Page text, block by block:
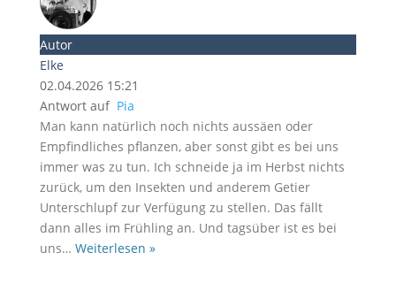
Autor
Elke
02.04.2026 15:21
Antwort auf Pia
Man kann natürlich noch nichts aussäen oder
Empfindliches pflanzen, aber sonst gibt es bei uns
immer was zu tun. Ich schneide ja im Herbst nichts
zurück, um den Insekten und anderem Getier
Unterschlupf zur Verfügung zu stellen. Das fällt
dann alles im Frühling an. Und tagsüber ist es bei
uns… Weiterlesen »